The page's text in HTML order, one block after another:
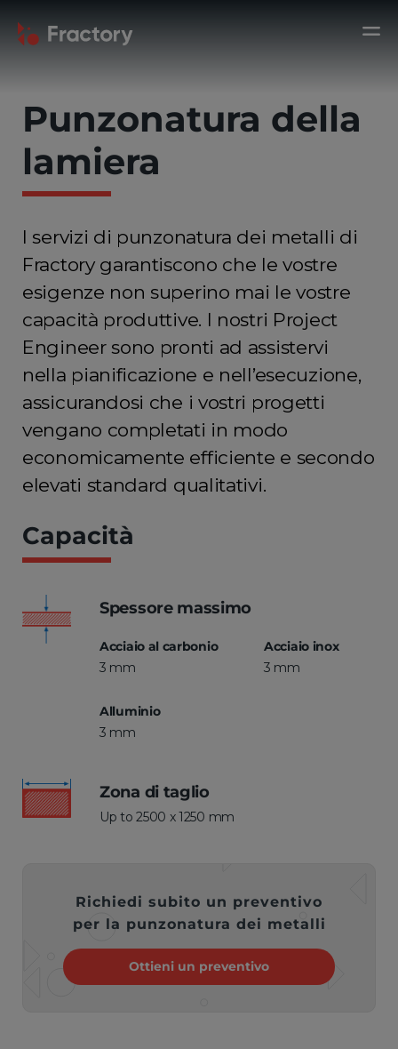
Punzonatura della
lamiera
I servizi di punzonatura dei metalli di
Fractory garantiscono che le vostre
esigenze non superino mai le vostre
capacità produttive. I nostri Project
Engineer sono pronti ad assistervi
nella pianificazione e nell’esecuzione,
assicurandosi che i vostri progetti
vengano completati in modo
economicamente efficiente e secondo
elevati standard qualitativi.
Capacità
Spessore massimo
Acciaio al carbonio
3 mm
Acciaio inox
3 mm
Alluminio
3 mm
Zona di taglio
Up to 2500 x 1250 mm
Richiedi subito un preventivo
per la punzonatura dei metalli
Ottieni un preventivo